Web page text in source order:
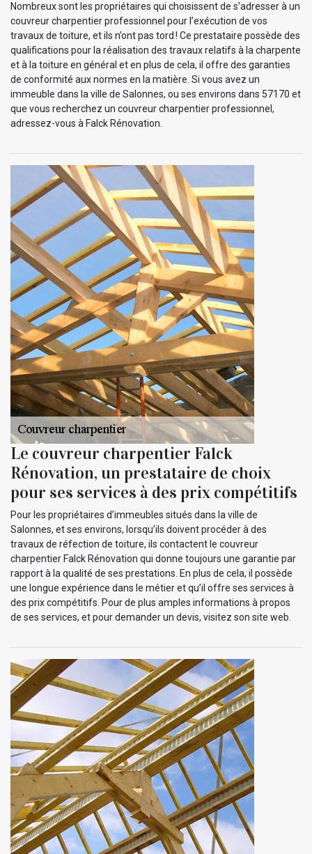
Nombreux sont les propriétaires qui choisissent de s’adresser à un
couvreur charpentier professionnel pour l’exécution de vos
travaux de toiture, et ils n’ont pas tord ! Ce prestataire possède des
qualifications pour la réalisation des travaux relatifs à la charpente
et à la toiture en général et en plus de cela, il offre des garanties
de conformité aux normes en la matière. Si vous avez un
immeuble dans la ville de Salonnes, ou ses environs dans 57170 et
que vous recherchez un couvreur charpentier professionnel,
adressez-vous à Falck Rénovation.
Le couvreur charpentier Falck
Rénovation, un prestataire de choix
pour ses services à des prix compétitifs
Pour les propriétaires d’immeubles situés dans la ville de
Salonnes, et ses environs, lorsqu’ils doivent procéder à des
travaux de réfection de toiture, ils contactent le couvreur
charpentier Falck Rénovation qui donne toujours une garantie par
rapport à la qualité de ses prestations. En plus de cela, il possède
une longue expérience dans le métier et qu’il offre ses services à
des prix compétitifs. Pour de plus amples informations à propos
de ses services, et pour demander un devis, visitez son site web.